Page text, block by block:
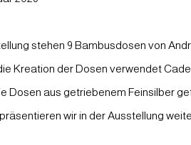
stehen 9 Bambusdosen von
Kreation der Dosen verwendet
Dosen aus getriebenem Feinsilber
wir in der Ausstellung